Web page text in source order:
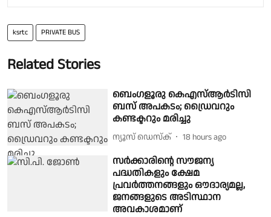
ksrtc PRIVATE BUS
Related Stories
ബെംഗളൂരു കെഎസ്ആർടിസി
ബസ് അപകടം; ഡ്രൈവറും
കണ്ടക്ടറും മരിച്ചു
ന്യൂസ് ഡെസ്ക് 18 hours ago
സർക്കാരിന്റെ സൗജന്യ
പദ്ധതികളും ക്ഷേമ
പ്രവർത്തനങ്ങളും ഔദാര്യമല്ല,
ജനങ്ങളുടെ അടിസ്ഥാന
അവകാശമാണ്